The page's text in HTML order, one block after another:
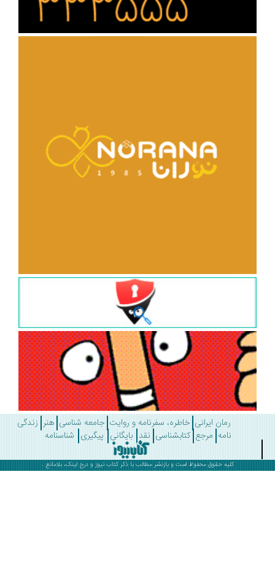
رمان ایرانی خاطره، سفرنامه و روایت جامعه شناسی هنر زندگی
مرجع کتابشناسی نقد بایگانی پیگیری شناسنامه
کلیه حقوق محفوظ است و بازنشر مطالب با ذکرکتاب نیوز و درج لینک، بلامانع .